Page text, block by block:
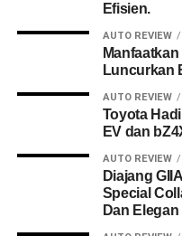
Efisien.
AUTO REVIEW
Luncurkan
AUTO REVIEW
Toyota
EV dan
AUTO REVIEW
Diajang
Special
Dan Elegan